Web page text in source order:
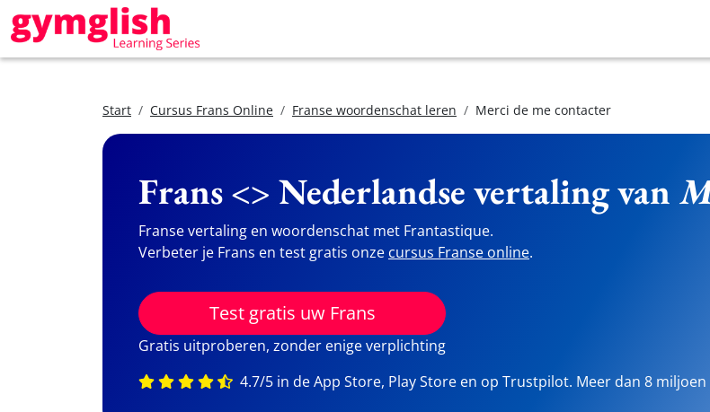
Start Cursus Frans Online Franse woordenschat leren Merci de me contacter
Frans <> Nederlandse vertaling van
Franse vertaling en woordenschat met Frantastique.
Verbeter je Frans en test gratis onze cursus Franse online.
Test gratis uw Frans
Gratis uitproberen, zonder enige verplichting
4.7/5 in de App Store, Play Store en op Trustpilot. Meer dan 8